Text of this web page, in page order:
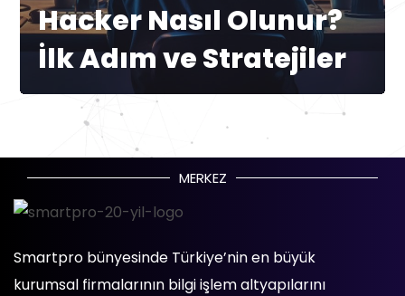
Hacker Nasıl Olunur?
İlk Adım ve Stratejiler
MERKEZ
Smartpro bünyesinde Türkiye’nin en büyük
kurumsal firmalarının bilgi işlem altyapılarını